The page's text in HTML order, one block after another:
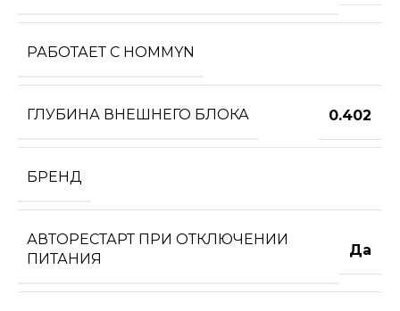
РАБОТАЕТ С HOMMYN
ГЛУБИНА ВНЕШНЕГО БЛОКА 0.402
БРЕНД
АВТОРЕСТАРТ ПРИ ОТКЛЮЧЕНИИ
ПИТАНИЯ
Да